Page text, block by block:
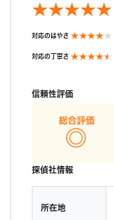
対応のはやさ
対応の丁寧さ
信頼性評価
総合評価
探偵社情報
所在地